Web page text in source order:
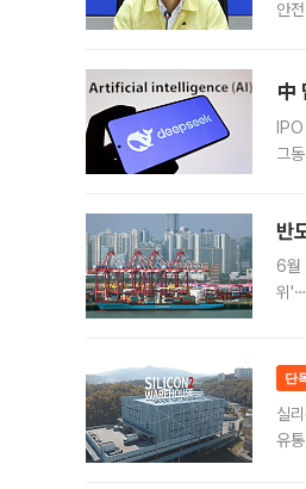
안
中
그
반
6월
위
단
실
유